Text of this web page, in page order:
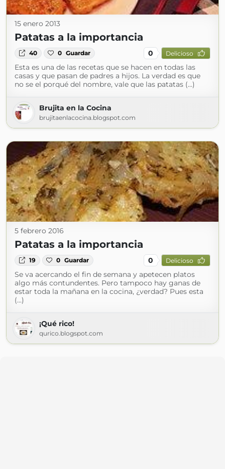
15 enero 2013
Patatas a la importancia
40 0 Guardar 0 Delicioso
Esta es una de las recetas que se hacen en todas las
casas y que pasan de padres a hijos. La verdad es que
no se el porqué del nombre, vale que las patatas (...)
Brujita en la Cocina
brujitaenlacocina.blogspot.com
5 febrero 2016
Patatas a la importancia
19 0 Guardar 0 Delicioso
Se va acercando el fin de semana y apetecen platos
algo más contundentes. Pero tampoco hay ganas de
estar toda la mañana en la cocina, ¿verdad? Pues esta
(...)
¡Qué rico!
qurico.blogspot.com